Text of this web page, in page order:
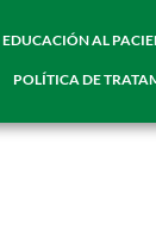
EDUCACIÓN AL
POLÍTICA DE